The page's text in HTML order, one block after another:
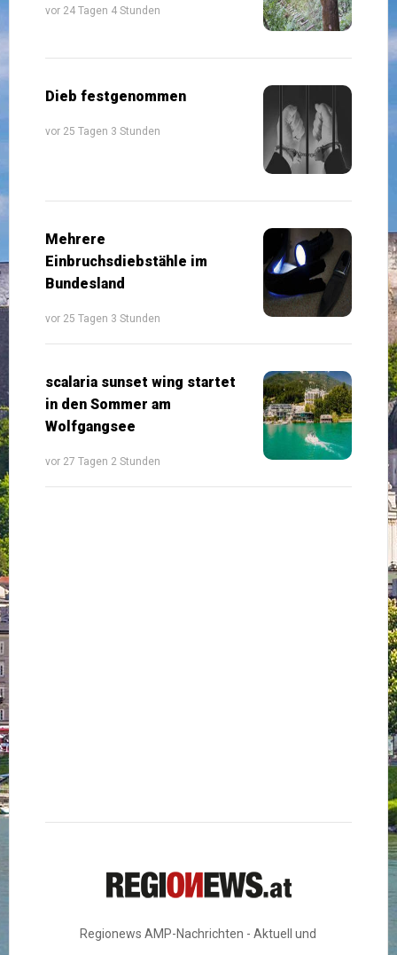
vor 24 Tagen 4 Stunden
Dieb festgenommen
vor 25 Tagen 3 Stunden
Mehrere
Einbruchsdiebstähle im
Bundesland
vor 25 Tagen 3 Stunden
scalaria sunset wing startet
in den Sommer am
Wolfgangsee
vor 27 Tagen 2 Stunden
Regionews AMP-Nachrichten - Aktuell und